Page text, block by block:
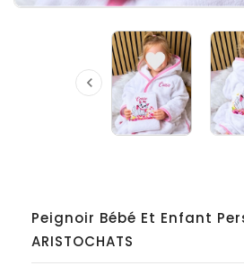

Peignoir Bébé Et Enfant
ARISTOCHATS